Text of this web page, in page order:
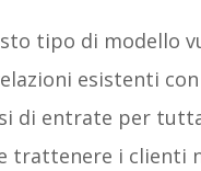
tipo di modello
esistenti
di entrate per
trattenere i clienti